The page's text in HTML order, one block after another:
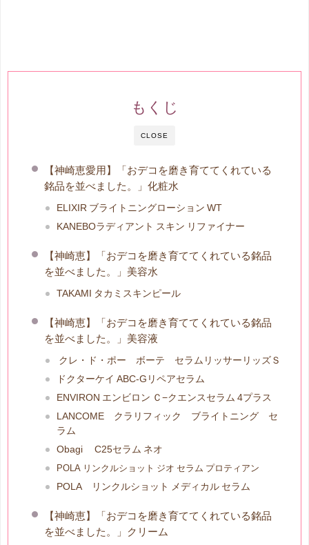
CLOSE
もくじ
【神崎恵愛用】「おデコを磨き育ててくれている
銘品を並べました。」化粧水
ELIXIR ブライトニングローション WT
KANEBOラディアント スキン リファイナー
【神崎恵】「おデコを磨き育ててくれている銘品
を並べました。」美容水
TAKAMI タカミスキンピール
【神崎恵】「おデコを磨き育ててくれている銘品
を並べました。」美容液
クレ・ド・ポー ボーテ セラムリッサーリッズＳ
ドクターケイ ABC-Gリペアセラム
ENVIRON エンビロン Ｃ−クエンスセラム 4プラス
LANCOME クラリフィック ブライトニング セ
ラム
Obagi C25セラム ネオ
POLA リンクルショット ジオ セラム プロティアン
POLA リンクルショット メディカル セラム
【神崎恵】「おデコを磨き育ててくれている銘品
を並べました。」クリーム